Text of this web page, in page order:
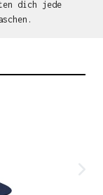
dich jede